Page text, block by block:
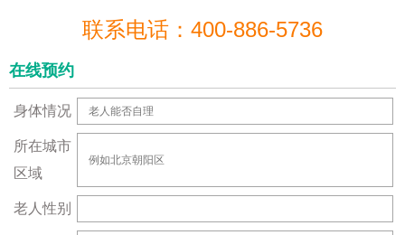
联系电话：400-886-5736
在线预约
身体情况
所在城市
区域
老人性别